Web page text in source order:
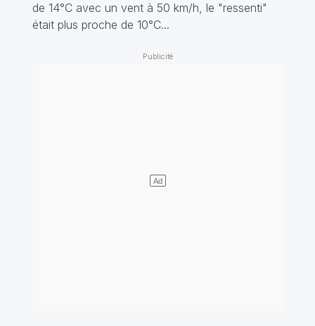
de 14°C avec un vent à 50 km/h, le "ressenti"
était plus proche de 10°C...